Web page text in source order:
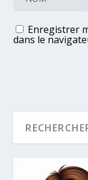
Enregistrer
dans le